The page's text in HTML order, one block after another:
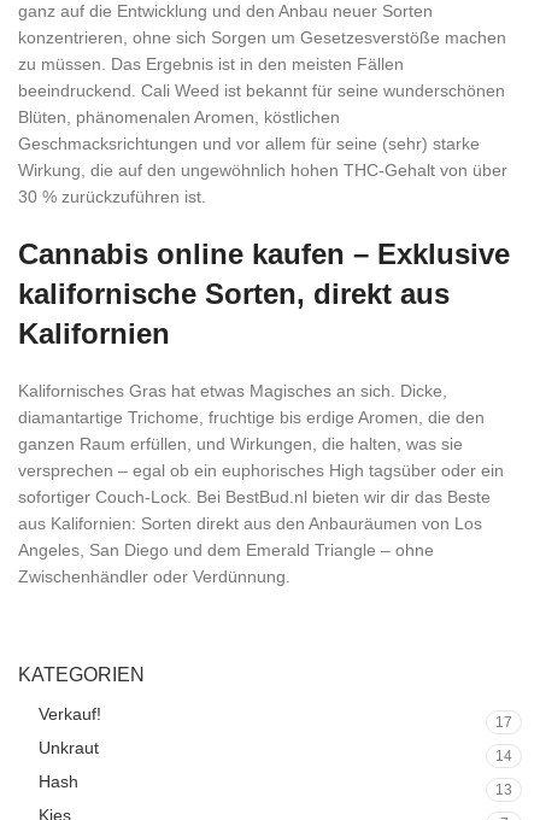
KATEGORIEN
Verkauf! 17
Unkraut 14
Hash 13
Kies
ganz auf die Entwicklung und den Anbau neuer Sorten
konzentrieren, ohne sich Sorgen um Gesetzesverstöße machen
zu müssen. Das Ergebnis ist in den meisten Fällen
beeindruckend. Cali Weed ist bekannt für seine wunderschönen
Blüten, phänomenalen Aromen, köstlichen
Geschmacksrichtungen und vor allem für seine (sehr) starke
Wirkung, die auf den ungewöhnlich hohen THC-Gehalt von über
30 % zurückzuführen ist.
Cannabis online kaufen – Exklusive
kalifornische Sorten, direkt aus
Kalifornien
Kalifornisches Gras hat etwas Magisches an sich. Dicke,
diamantartige Trichome, fruchtige bis erdige Aromen, die den
ganzen Raum erfüllen, und Wirkungen, die halten, was sie
versprechen – egal ob ein euphorisches High tagsüber oder ein
sofortiger Couch-Lock. Bei BestBud.nl bieten wir dir das Beste
aus Kalifornien: Sorten direkt aus den Anbauräumen von Los
Angeles, San Diego und dem Emerald Triangle – ohne
Zwischenhändler oder Verdünnung.